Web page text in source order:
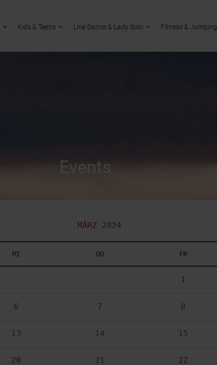
Kids & Teens Line Dance & Lady Solo Fitness & Jumping
Events
MÄRZ 2024
MI DO FR
1
6 7 8
13 14 15
20 21 22